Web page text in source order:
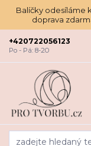
Balíčky odesíláme
doprava
+420722056123
Po - Pá: 8-20